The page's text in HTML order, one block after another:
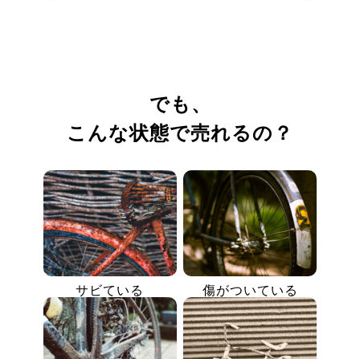
でも、
こんな状態で売れるの？
サビている 傷がついている